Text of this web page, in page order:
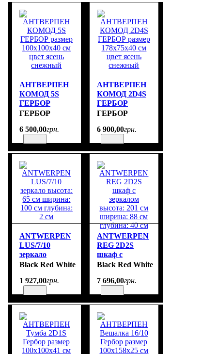
АНТВЕРПЕН
КОМОД 5S
ГЕРБОР
размер
цвет ясень
ГЕРБОР
6 500,00грн.
АНТВЕРПЕН
КОМОД 2D4S
ГЕРБОР
размер
цвет ясень
ГЕРБОР
6 900,00грн.
ANTWERPEN
LUS/7/10
зеркало
высота: 65 см
см глубина: 2
Black Red White
1 927,00грн.
ANTWERPEN
REG 2D2S
шкаф с
зеркалом
ширина: 88 см
Black Red White
7 696,00грн.